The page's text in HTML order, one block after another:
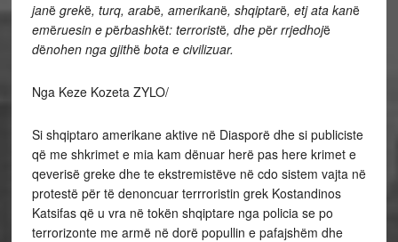
janëgrekë, turq, arabë, amerikanë, shqiptarë, etj ata kanë
emëruesin e përbashkët: terroristë, dhe për rrjedhojë
dënohen nga gjithëbota e civilizuar.
Nga Keze Kozeta ZYLO/
Si shqiptaro amerikane aktive në Diasporë dhe si publiciste
që me shkrimet e mia kam dënuar herë pas here krimet e
qeverisë greke dhe te ekstremistëve në cdo sistem vajta në
protestë për të denoncuar terrroristin grek Kostandinos
Katsifas që u vra në tokën shqiptare nga policia se po
terrorizonte me armë në dorë popullin e pafajshëm dhe